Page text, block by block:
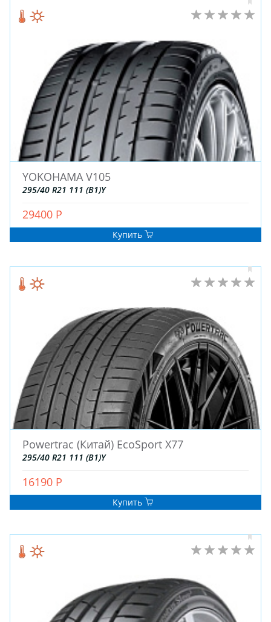
ДЛЯ ГРУЗОВЫХ АВТО
ДЛЯ ЛЕГКОВЫХ АВТО
ШИНЫ
ДИСКИ
АККУМУЛЯТОРЫ
YOKOHAMA V105
295/40 R21 111 (B1)Y
29400 Р
Купить
Powertrac (Китай) EcoSport X77
295/40 R21 111 (B1)Y
16190 Р
Купить